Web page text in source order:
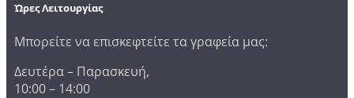
Ώρες Λειτουργίας
Μπορείτε να επισκεφτείτε τα γραφεία μας:
Δευτέρα – Παρασκευή,
10:00 – 14:00